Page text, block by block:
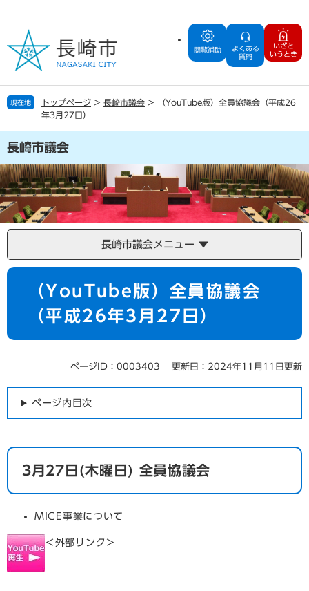
の
で
す
ー
ば
し
文
へ
閲覧補助
よくある
質問
いざと
いうとき
現在地 トップページ > 長崎市議会 >
（YouTube版）全員協議会（平成26
年3月27日）
長崎市議会
長崎市議会メニュー
本
（YouTube版）全員協議会
（平成26年3月27日）
ページID：0003403 更新日：2024年11月11日更新
ページ内目次
3月27日(木曜日) 全員協議会
MICE事業について
＜外部リンク＞